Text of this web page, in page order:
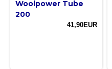
Woolpower Tube
200
41,90EUR